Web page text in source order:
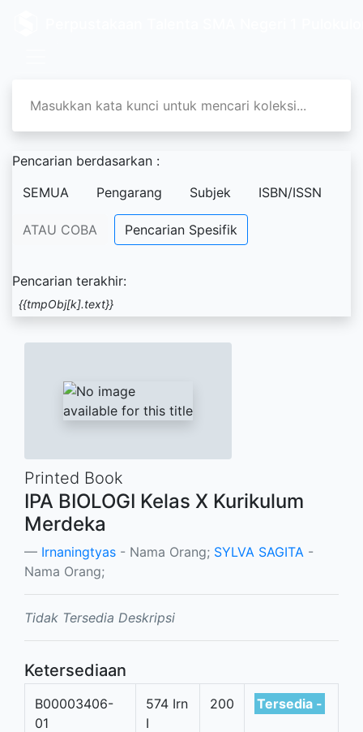
Pencarian berdasarkan :
SEMUA
Pengarang Subjek ISBN/ISSN
ATAU COBA Pencarian Spesifik
Pencarian terakhir:
{{tmpObj[k].text}}
Printed Book
IPA BIOLOGI Kelas X Kurikulum
Merdeka
Irnaningtyas - Nama Orang; SYLVA SAGITA -
Nama Orang;
Tidak Tersedia Deskripsi
Ketersediaan
B00003406-
01
574 Irn
I
200 Tersedia -